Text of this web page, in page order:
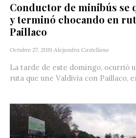
Conductor de minibús se
y terminó chocando en
Paillaco
Octubre 27, 2019 Alejandra Castellano
La tarde de este domingo, ocurrió
ruta que une Valdivia con Paillaco,